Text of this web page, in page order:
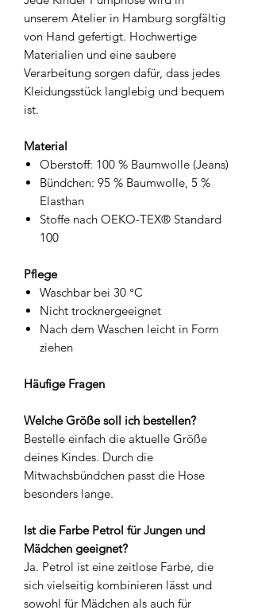
unserem Atelier in Hamburg sorgfältig
von Hand gefertigt. Hochwertige
Materialien und eine saubere
Verarbeitung sorgen dafür, dass jedes
Kleidungsstück langlebig und bequem
ist.
Material
Oberstoff: 100 % Baumwolle (Jeans)
Bündchen: 95 % Baumwolle, 5 %
Elasthan
Stoffe nach OEKO-TEX® Standard
100
Pflege
Waschbar bei 30 °C
Nicht trocknergeeignet
Nach dem Waschen leicht in Form
ziehen
Häufige Fragen
Welche Größe soll ich bestellen?
Bestelle einfach die aktuelle Größe
deines Kindes. Durch die
Mitwachsbündchen passt die Hose
besonders lange.
Ist die Farbe Petrol für Jungen und
Mädchen geeignet?
Ja. Petrol ist eine zeitlose Farbe, die
sich vielseitig kombinieren lässt und
sowohl für Mädchen als auch für